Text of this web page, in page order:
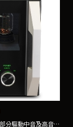
150 w 的真空管和300 w 的電晶體擴大機，真空管的部分驅動中音及高音喇叭，電晶體的部分則驅動低音喇叭。單位:2台1組